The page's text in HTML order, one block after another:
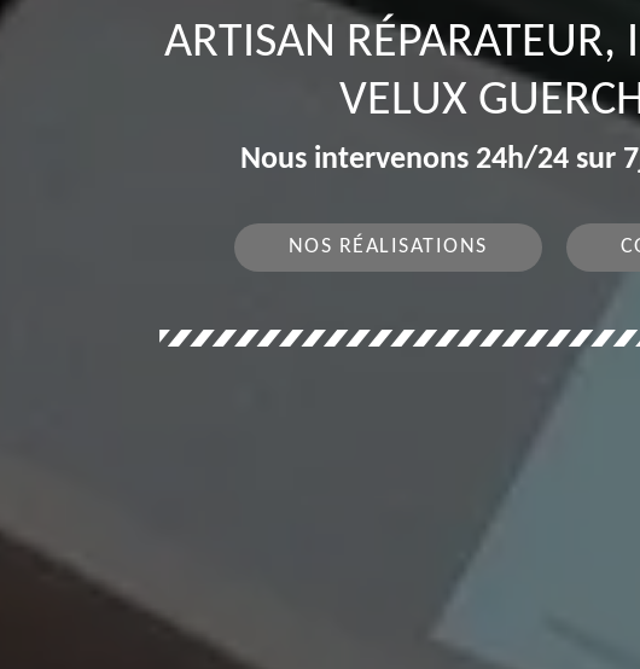
ARTISAN RÉPARATEUR,
VELUX
Nous intervenons 24h/24 sur
NOS RÉALISATIONS